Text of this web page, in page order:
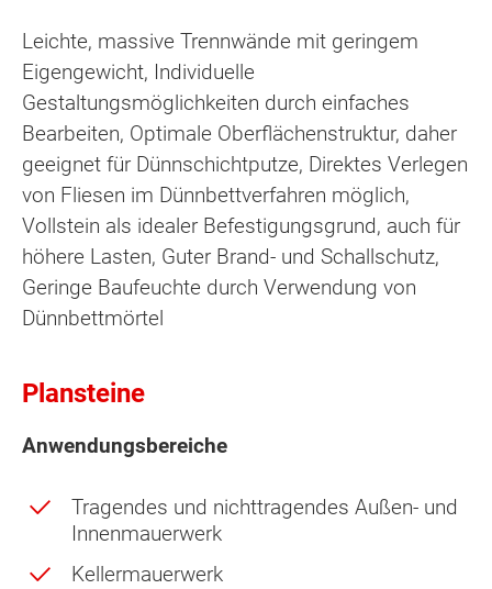
Leichte, massive Trennwände mit geringem
Eigengewicht, Individuelle
Gestaltungsmöglichkeiten durch einfaches
Bearbeiten, Optimale Oberflächenstruktur, daher
geeignet für Dünnschichtputze, Direktes Verlegen
von Fliesen im Dünnbettverfahren möglich,
Vollstein als idealer Befestigungsgrund, auch für
höhere Lasten, Guter Brand- und Schallschutz,
Geringe Baufeuchte durch Verwendung von
Dünnbettmörtel
Plansteine
Anwendungsbereiche
Tragendes und nichttragendes Außen- und
Innenmauerwerk
Kellermauerwerk